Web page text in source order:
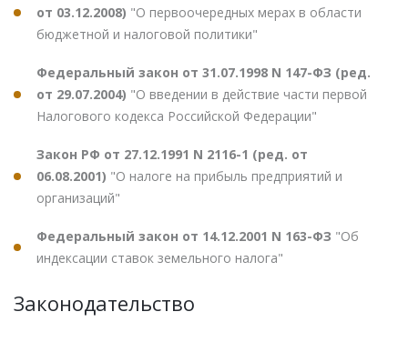
от 03.12.2008) "О первоочередных мерах в области
бюджетной и налоговой политики"
Федеральный закон от 31.07.1998 N 147-ФЗ (ред.
от 29.07.2004) "О введении в действие части первой
Налогового кодекса Российской Федерации"
Закон РФ от 27.12.1991 N 2116-1 (ред. от
06.08.2001) "О налоге на прибыль предприятий и
организаций"
Федеральный закон от 14.12.2001 N 163-ФЗ "Об
индексации ставок земельного налога"
Законодательство